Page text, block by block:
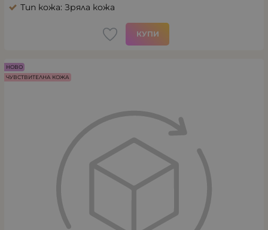
Тип кожа: Зряла кожа
КУПИ
НОВО
ЧУВСТВИТЕЛНА КОЖА